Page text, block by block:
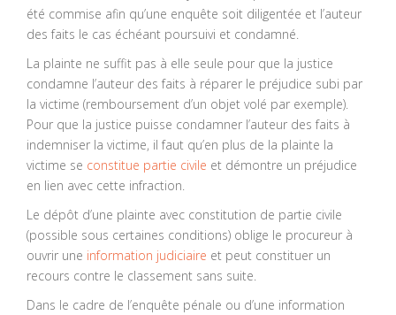
été commise afin qu’une enquête soit diligentée et l’auteur
des faits le cas échéant poursuivi et condamné.
La plainte ne suffit pas à elle seule pour que la justice
condamne l’auteur des faits à réparer le préjudice subi par
la victime (remboursement d’un objet volé par exemple).
Pour que la justice puisse condamner l’auteur des faits à
indemniser la victime, il faut qu’en plus de la plainte la
victime se constitue partie civile et démontre un préjudice
en lien avec cette infraction.
Le dépôt d’une plainte avec constitution de partie civile
(possible sous certaines conditions) oblige le procureur à
ouvrir une information judiciaire et peut constituer un
recours contre le classement sans suite.
Dans le cadre de l’enquête pénale ou d’une information